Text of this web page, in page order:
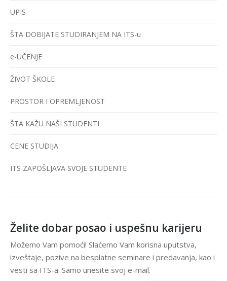
UPIS
ŠTA DOBIJATE STUDIRANJEM NA ITS-u
e-UČENJE
ŽIVOT ŠKOLE
PROSTOR I OPREMLJENOST
ŠTA KAŽU NAŠI STUDENTI
CENE STUDIJA
ITS ZAPOŠLJAVA SVOJE STUDENTE
Želite dobar posao i uspešnu karijeru
Možemo Vam pomoći! Slaćemo Vam korisna uputstva,
izveštaje, pozive na besplatne seminare i predavanja, kao i
vesti sa ITS-a. Samo unesite svoj e-mail.